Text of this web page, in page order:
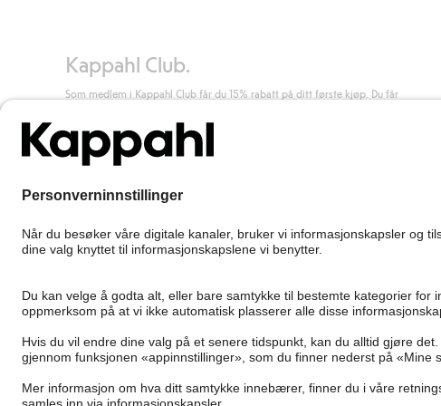
Kappahl Club.
Som medlem i Kappahl Club får du 15% rabatt på ditt første kjøp. Du får
kr, og du samler poeng på alle dine kjøp og aktiviteter.
Bli medlem
Norway Bytt sted